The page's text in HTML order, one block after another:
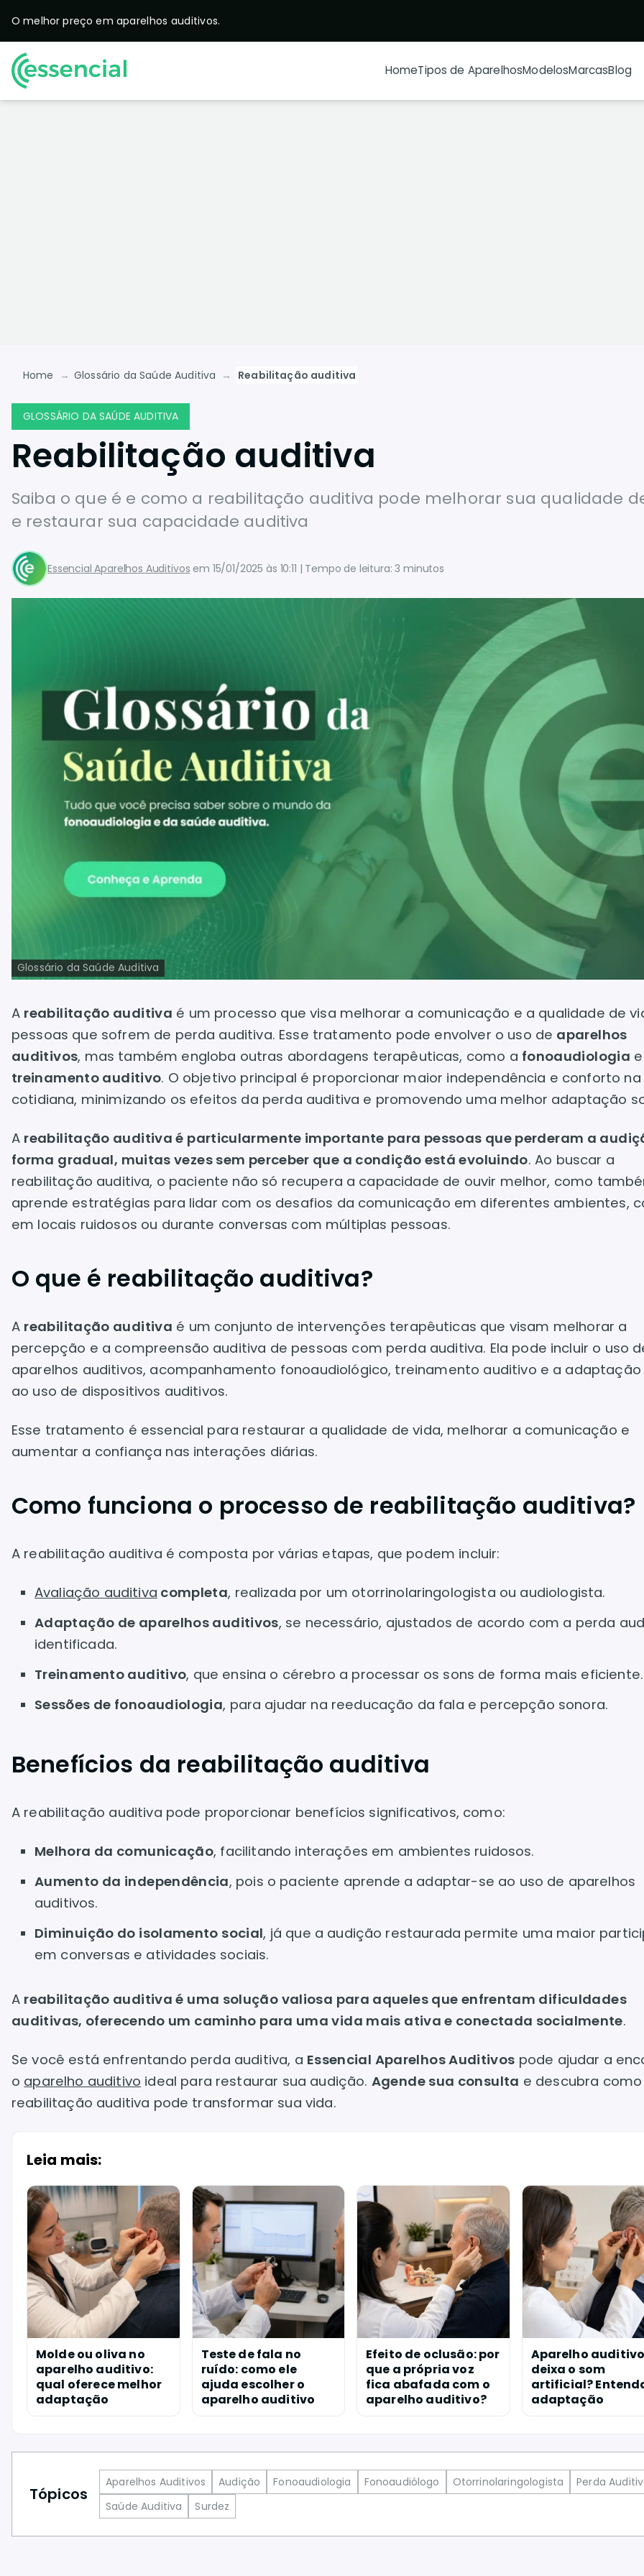
O melhor preço em aparelhos auditivos.
HomeTipos de AparelhosModelosMarcasBlog
Home Glossário da Saúde Auditiva Reabilitação auditiva
GLOSSÁRIO DA SAÚDE AUDITIVA
Reabilitação auditiva
Saiba o que é e como a reabilitação auditiva pode melhorar sua qualidade
e restaurar sua capacidade auditiva
Essencial Aparelhos Auditivos em 15/01/2025 às 10:11 Tempo de leitura: 3 minutos
Glossário da Saúde Auditiva
A reabilitação auditiva é um processo que visa melhorar a comunicação e a qualidade de
pessoas que sofrem de perda auditiva. Esse tratamento pode envolver o uso de aparelhos
auditivos, mas também engloba outras abordagens terapêuticas, como a fonoaudiologia
treinamento auditivo. O objetivo principal é proporcionar maior independência e conforto
cotidiana, minimizando os efeitos da perda auditiva e promovendo uma melhor adaptação
A reabilitação auditiva é particularmente importante para pessoas que perderam a
forma gradual, muitas vezes sem perceber que a condição está evoluindo. Ao buscar a
reabilitação auditiva, o paciente não só recupera a capacidade de ouvir melhor, como
aprende estratégias para lidar com os desafios da comunicação em diferentes ambientes,
em locais ruidosos ou durante conversas com múltiplas pessoas.
O que é reabilitação auditiva?
A reabilitação auditiva é um conjunto de intervenções terapêuticas que visam melhorar a
percepção e a compreensão auditiva de pessoas com perda auditiva. Ela pode incluir o uso
aparelhos auditivos, acompanhamento fonoaudiológico, treinamento auditivo e a adaptação
ao uso de dispositivos auditivos.
Esse tratamento é essencial para restaurar a qualidade de vida, melhorar a comunicação e
aumentar a confiança nas interações diárias.
Como funciona o processo de reabilitação auditiva?
A reabilitação auditiva é composta por várias etapas, que podem incluir:
Avaliação auditiva completa, realizada por um otorrinolaringologista ou audiologista.
Adaptação de aparelhos auditivos, se necessário, ajustados de acordo com a perda
identificada.
Treinamento auditivo, que ensina o cérebro a processar os sons de forma mais eficiente.
Sessões de fonoaudiologia, para ajudar na reeducação da fala e percepção sonora.
Benefícios da reabilitação auditiva
A reabilitação auditiva pode proporcionar benefícios significativos, como:
Melhora da comunicação, facilitando interações em ambientes ruidosos.
Aumento da independência, pois o paciente aprende a adaptar-se ao uso de aparelhos
auditivos.
Diminuição do isolamento social, já que a audição restaurada permite uma maior
em conversas e atividades sociais.
A reabilitação auditiva é uma solução valiosa para aqueles que enfrentam dificuldades
auditivas, oferecendo um caminho para uma vida mais ativa e conectada socialmente.
Se você está enfrentando perda auditiva, a Essencial Aparelhos Auditivos pode ajudar a
o aparelho auditivo ideal para restaurar sua audição. Agende sua consulta e descubra como
reabilitação auditiva pode transformar sua vida.
Leia mais:
Molde ou oliva no
aparelho auditivo:
qual oferece melhor
adaptação
Teste de fala no
ruído: como ele
ajuda escolher o
aparelho auditivo
Efeito de oclusão: por
que a própria voz
fica abafada com o
aparelho auditivo?
Aparelho auditivo
deixa o som
artificial?
adaptação
Tópicos
Aparelhos Auditivos Audição Fonoaudiologia Fonoaudiólogo Otorrinolaringologista
Perda
Saúde Auditiva
Surdez